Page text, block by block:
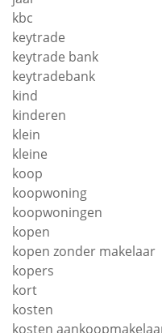
kbc
keytrade
keytrade bank
keytradebank
kind
kinderen
klein
kleine
koop
koopwoning
koopwoningen
kopen
kopen zonder makelaar
kopers
kort
kosten
kosten